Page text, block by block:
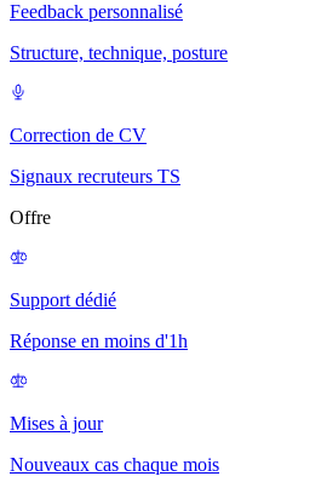
Feedback personnalisé
Structure, technique, posture
Correction de CV
Signaux recruteurs TS
Offre
Support dédié
Réponse en moins d'1h
Mises à jour
Nouveaux cas chaque mois